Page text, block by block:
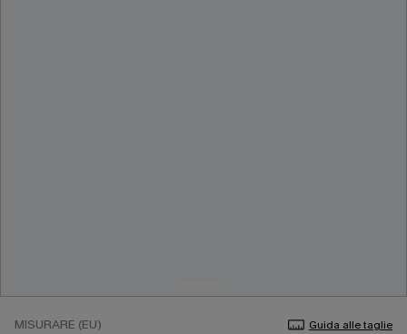
MISURARE (EU) Guida alle taglie